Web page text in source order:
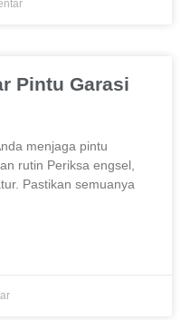
Pintu Garasi
menjaga pintu
rutin Periksa engsel,
Pastikan semuanya